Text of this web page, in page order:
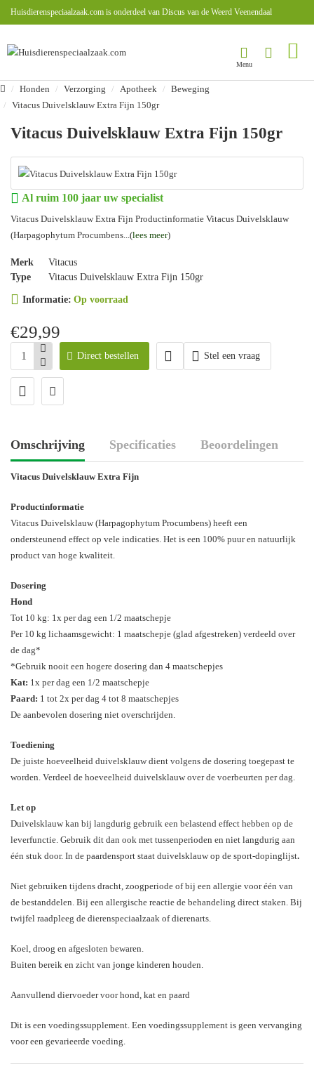
Huisdierenspeciaalzaak.com is onderdeel van Discus van de Weerd Veenendaal
Honden Verzorging Apotheek
Beweging
Vitacus Duivelsklauw Extra Fijn 150gr
Vitacus Duivelsklauw Extra Fijn 150gr
Al ruim 100 jaar uw specialist
Vitacus Duivelsklauw Extra Fijn Productinformatie Vitacus Duivelsklauw
(Harpagophytum Procumbens...(lees meer)
Merk
Vitacus
Type
Vitacus Duivelsklauw Extra Fijn 150gr
Informatie: Op voorraad
€29,99
Direct bestellen Stel een vraag
Omschrijving Specificaties Beoordelingen
Vitacus Duivelsklauw Extra Fijn
Productinformatie
Vitacus Duivelsklauw (Harpagophytum Procumbens) heeft een
ondersteunend effect op vele indicaties. Het is een 100% puur en natuurlijk
product van hoge kwaliteit.
Dosering
Hond
Tot 10 kg: 1x per dag een 1/2 maatschepje
Per 10 kg lichaamsgewicht: 1 maatschepje (glad afgestreken) verdeeld over
de dag*
*Gebruik nooit een hogere dosering dan 4 maatschepjes
Kat: 1x per dag een 1/2 maatschepje
Paard: 1 tot 2x per dag 4 tot 8 maatschepjes
De aanbevolen dosering niet overschrijden.
Toediening
De juiste hoeveelheid duivelsklauw dient volgens de dosering toegepast te
worden. Verdeel de hoeveelheid duivelsklauw over de voerbeurten per dag.
Let op
Duivelsklauw kan bij langdurig gebruik een belastend effect hebben op de
leverfunctie. Gebruik dit dan ook met tussenperioden en niet langdurig aan
één stuk door. In de paardensport staat duivelsklauw op de sport-dopinglijst.
Niet gebruiken tijdens dracht, zoogperiode of bij een allergie voor één van
de bestanddelen. Bij een allergische reactie de behandeling direct staken. Bij
twijfel raadpleeg de dierenspeciaalzaak of dierenarts.
Koel, droog en afgesloten bewaren.
Buiten bereik en zicht van jonge kinderen houden.
Aanvullend diervoeder voor hond, kat en paard
Dit is een voedingssupplement. Een voedingssupplement is geen vervanging
voor een gevarieerde voeding.